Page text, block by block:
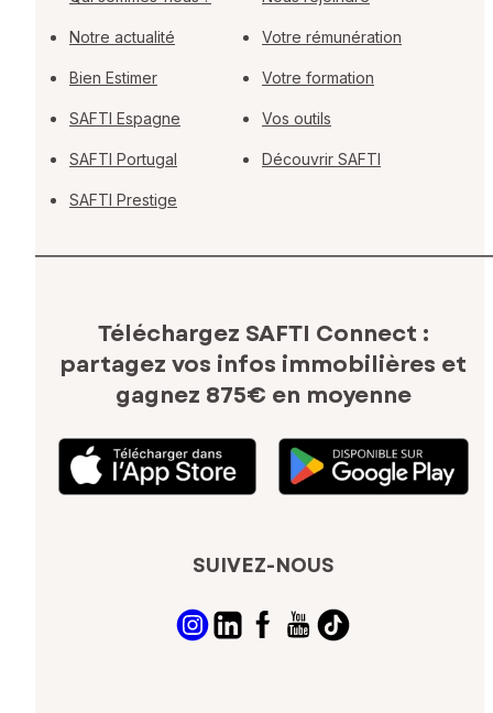
Notre actualité
Bien Estimer
SAFTI Espagne
SAFTI Portugal
SAFTI Prestige
Votre rémunération
Votre formation
Vos outils
Découvrir SAFTI
Téléchargez SAFTI Connect :
partagez vos infos immobilières et
gagnez 875€ en moyenne
SUIVEZ-NOUS